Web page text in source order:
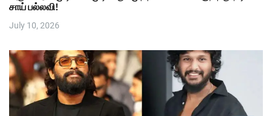
சாய் பல்லவி!
July 10, 2026